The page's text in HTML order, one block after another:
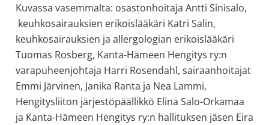
Kuvassa vasemmalta: osastonhoitaja Antti Sinisalo,
keuhkosairauksien erikoislääkäri Katri Salin,
keuhkosairauksien ja allergologian erikoislääkäri
Tuomas Rosberg, Kanta-Hämeen Hengitys ry:n
varapuheenjohtaja Harri Rosendahl, sairaanhoitajat
Emmi Järvinen, Janika Ranta ja Nea Lammi,
Hengitysliiton järjestöpäällikkö Elina Salo-Orkamaa
ja Kanta-Hämeen Hengitys ry:n hallituksen jäsen Eira